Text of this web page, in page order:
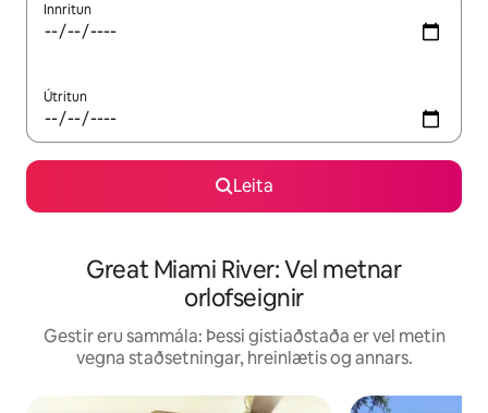
Innritun
Útritun
Leita
Great Miami River: Vel metnar
orlofseignir
Gestir eru sammála: Þessi gistiaðstaða er vel metin
vegna staðsetningar, hreinlætis og annars.